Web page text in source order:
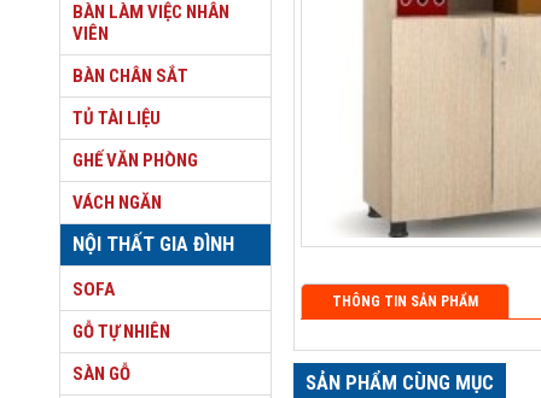
BÀN LÀM VIỆC NHÂN
VIÊN
BÀN CHÂN SẮT
TỦ TÀI LIỆU
GHẾ VĂN PHÒNG
VÁCH NGĂN
NỘI THẤT GIA ĐÌNH
SOFA
GỖ TỰ NHIÊN
SÀN GỖ
THÔNG TIN SẢN PHẨM
SẢN PHẨM CÙNG MỤC